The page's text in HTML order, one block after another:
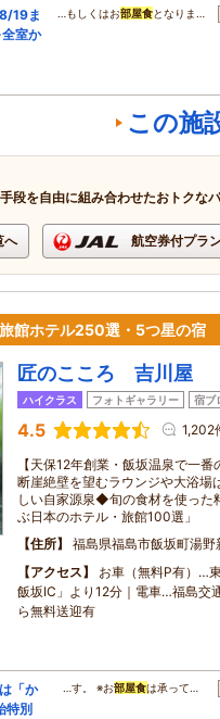
19ま
室か
…もしくはお部屋食となりま…
この施
段を自由に組み合わせたおトクな
へ 航空券付プラ
館ホテル250選・5つ星の宿
匠のこころ 吉川屋
ハイクラス フォトギャラリー 宿ブ
4.5 1,202
【天保12年創業・飯坂温泉で一
断崖絶壁を望むラウンジや大浴
しい自家源泉◆旬の食材を使っ
ぶ日本のホテル・旅館100選」
住所
福島県福島市飯坂町湯野
アクセス
お車（無料P有）…
飯坂IC」より12分｜電車…福島交
ら無料送迎有
「か
特別
…す。 ※お部屋食は承って…